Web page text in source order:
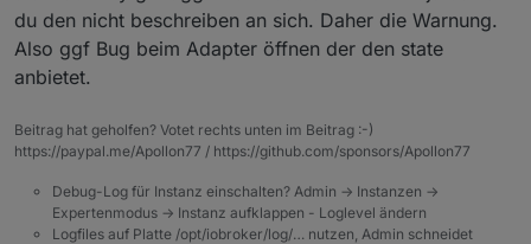
hab ich auch noch, aber telegram kommt nun an
was noch aufgefallen ist, kommt wenn man das script
aufruft
du den nicht beschreiben an sich. Daher die Warnung.
Also ggf Bug beim Adapter öffnen der den state
anbietet.
Beitrag hat geholfen? Votet rechts unten im Beitrag :-)
https://paypal.me/Apollon77 / https://github.com/sponsors/Apollon77
Debug-Log für Instanz einschalten? Admin -> Instanzen ->
Expertenmodus -> Instanz aufklappen - Loglevel ändern
Logfiles auf Platte /opt/iobroker/log/… nutzen, Admin schneidet